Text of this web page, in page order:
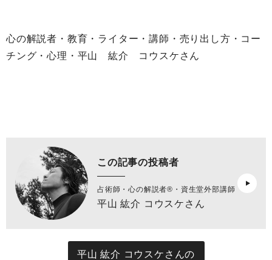
心の解説者・教育・ライター・講師・売り出し方・コー
チング・心理・平山 紘介 コウスケさん
この記事の投稿者
占術師・心の解説者®︎・資生堂外部講師
平山 紘介 コウスケさん
平山 紘介 コウスケさんの